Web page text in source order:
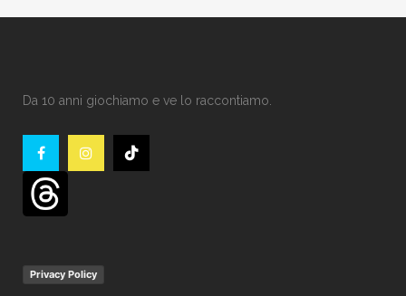
Da 10 anni giochiamo e ve lo raccontiamo.
Privacy Policy